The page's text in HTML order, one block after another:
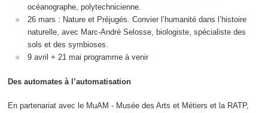
océanographe, polytechnicienne.
26 mars : Nature et Préjugés. Convier l’humanité dans l’histoire
naturelle, avec Marc-André Selosse, biologiste, spécialiste des
sols et des symbioses.
9 avril + 21 mai programme à venir
Des automates à l’automatisation
En partenariat avec le MuAM - Musée des Arts et Métiers et la RATP,